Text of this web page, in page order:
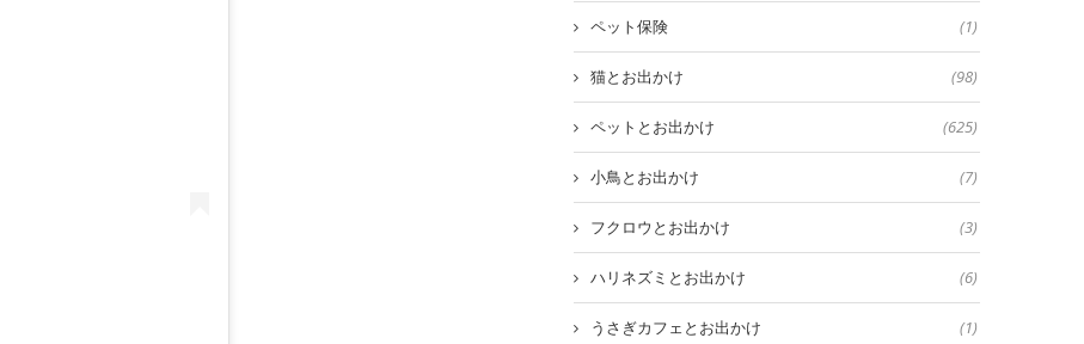
ペット保険 (1)
猫とお出かけ (98)
ペットとお出かけ (625)
小鳥とお出かけ (7)
フクロウとお出かけ (3)
ハリネズミとお出かけ (6)
うさぎカフェとお出かけ (1)